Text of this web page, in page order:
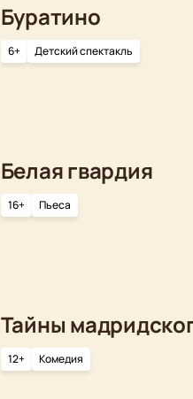
Буратино
6+ Детский спектакль
Белая гвардия
16+ Пьеса
Тайны
12+ Комедия